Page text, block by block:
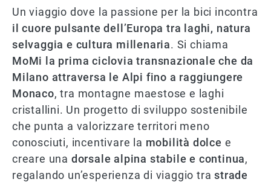
Un viaggio dove la passione per la bici incontra
il cuore pulsante dell’Europa tra laghi, natura
selvaggia e cultura millenaria. Si chiama
MoMi la prima ciclovia transnazionale che da
Milano attraversa le Alpi fino a raggiungere
Monaco, tra montagne maestose e laghi
cristallini. Un progetto di sviluppo sostenibile
che punta a valorizzare territori meno
conosciuti, incentivare la mobilità dolce e
creare una dorsale alpina stabile e continua,
regalando un’esperienza di viaggio trastrade